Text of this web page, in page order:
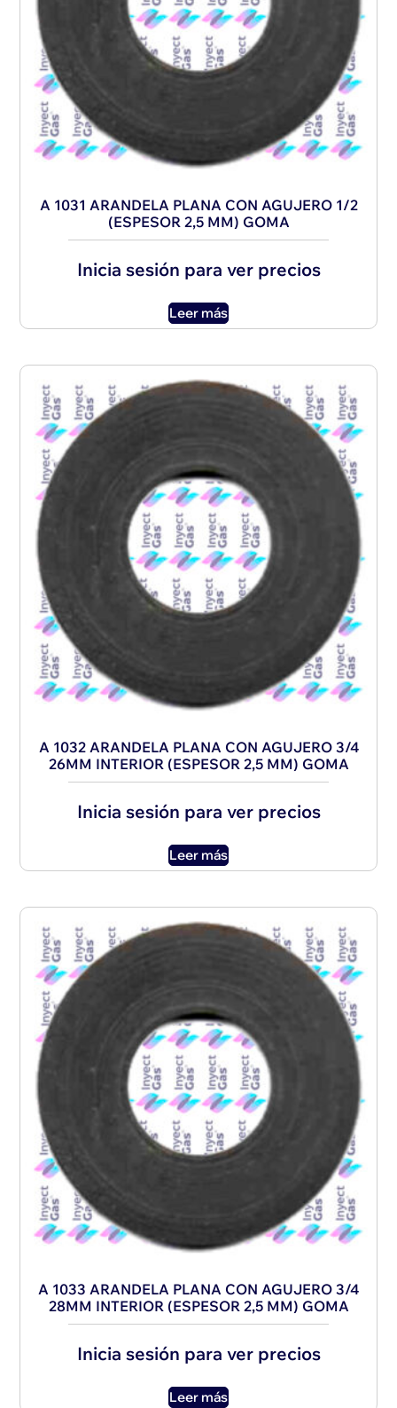
A 1031 ARANDELA PLANA CON AGUJERO 1/2
(ESPESOR 2,5 MM) GOMA
Inicia sesión para ver precios
Leer más
A 1032 ARANDELA PLANA CON AGUJERO 3/4
26MM INTERIOR (ESPESOR 2,5 MM) GOMA
Inicia sesión para ver precios
Leer más
A 1033 ARANDELA PLANA CON AGUJERO 3/4
28MM INTERIOR (ESPESOR 2,5 MM) GOMA
Inicia sesión para ver precios
Leer más